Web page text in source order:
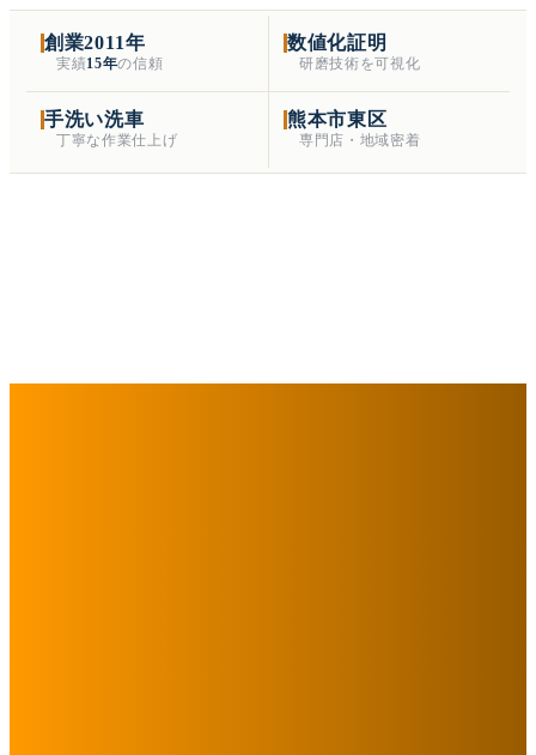
創業2011年
実績15年の信頼
数値化証明
研磨技術を可視化
手洗い洗車
丁寧な作業仕上げ
熊本市東区
専門店・地域密着